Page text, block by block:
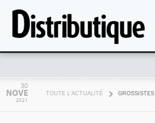
30
NOVE
2021
TOUTE L'ACTUALITÉ GROSSISTES